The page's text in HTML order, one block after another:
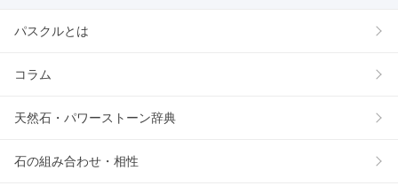
パスクルとは
コラム
天然石・パワーストーン辞典
石の組み合わせ・相性